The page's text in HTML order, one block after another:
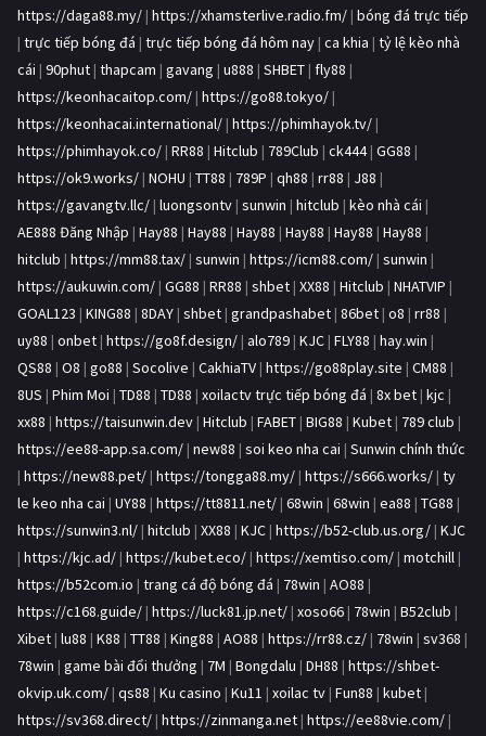
https://daga88.my/ | https://xhamsterlive.radio.fm/ | bóng đá trực tiếp
| trực tiếp bóng đá | trực tiếp bóng đá hôm nay | ca khia | tỷ lệ kèo nhà
cái | 90phut | thapcam | gavang | u888 | SHBET | fly88 |
https://keonhacaitop.com/ | https://go88.tokyo/ |
https://keonhacai.international/ | https://phimhayok.tv/ |
https://phimhayok.co/ | RR88 | Hitclub | 789Club | ck444| GG88 |
https://ok9.works/ | NOHU | TT88 | 789P | qh88 | rr88 | J88 |
https://gavangtv.llc/ | luongsontv | sunwin | hitclub | kèo nhà cái |
AE888 Đăng Nhập | Hay88 | Hay88 | Hay88 | Hay88 | Hay88 | Hay88 |
hitclub | https://mm88.tax/ | sunwin | https://icm88.com/ | sunwin |
https://aukuwin.com/ | GG88 | RR88 | shbet | XX88 | Hitclub | NHATVIP |
GOAL123 | KING88 | 8DAY | shbet | grandpashabet | 86bet | o8 | rr88 |
uy88 | onbet | https://go8f.design/ | alo789 | KJC | FLY88 | hay.win |
QS88 | O8 | go88 | Socolive | CakhiaTV | https://go88play.site | CM88 |
8US | Phim Moi | TD88 | TD88 | xoilactv trực tiếp bóng đá | 8x bet | kjc |
xx88 | https://taisunwin.dev | Hitclub | FABET | BIG88 | Kubet | 789 club |
https://ee88-app.sa.com/ | new88 | soi keo nha cai | Sunwin chính thức
| https://new88.pet/ | https://tongga88.my/ | https://s666.works/ | ty
le keo nha cai | UY88 | https://tt8811.net/ | 68win | 68win | ea88 | TG88 |
https://sunwin3.nl/ | hitclub | XX88 | KJC | https://b52-club.us.org/ | KJC
| https://kjc.ad/ | https://kubet.eco/ | https://xemtiso.com/ | motchill |
https://b52com.io | trang cá độ bóng đá | 78win | AO88 |
https://c168.guide/ | https://luck81.jp.net/ | xoso66 | 78win | B52club |
Xibet | lu88 | K88 | TT88 | King88 | AO88 | https://rr88.cz/ | 78win | sv368 |
78win | game bài đổi thưởng | 7M | Bongdalu | DH88 | https://shbet-
okvip.uk.com/ | qs88 | Ku casino | Ku11 | xoilac tv | Fun88 | kubet |
https://sv368.direct/ | https://zinmanga.net | https://ee88vie.com/ |